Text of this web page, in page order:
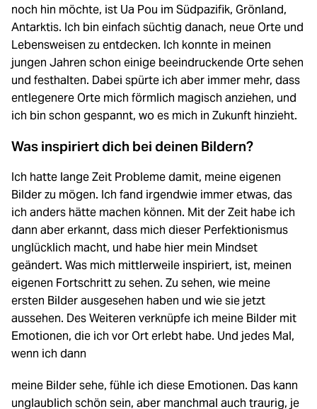
noch hin möchte, ist Ua Pou im Südpazifik, Grönland,
Antarktis. Ich bin einfach süchtig danach, neue Orte und
Lebensweisen zu entdecken. Ich konnte in meinen
jungen Jahren schon einige beeindruckende Orte sehen
und festhalten. Dabei spürte ich aber immer mehr, dass
entlegenere Orte mich förmlich magisch anziehen, und
ich bin schon gespannt, wo es mich in Zukunft hinzieht.
Was inspiriert dich bei deinen Bildern?
Ich hatte lange Zeit Probleme damit, meine eigenen
Bilder zu mögen. Ich fand irgendwie immer etwas, das
ich anders hätte machen können. Mit der Zeit habe ich
dann aber erkannt, dass mich dieser Perfektionismus
unglücklich macht, und habe hier mein Mindset
geändert. Was mich mittlerweile inspiriert, ist, meinen
eigenen Fortschritt zu sehen. Zu sehen, wie meine
ersten Bilder ausgesehen haben und wie sie jetzt
aussehen. Des Weiteren verknüpfe ich meine Bilder mit
Emotionen, die ich vor Ort erlebt habe. Und jedes Mal,
wenn ich dann
meine Bilder sehe, fühle ich diese Emotionen. Das kann
unglaublich schön sein, aber manchmal auch traurig, je